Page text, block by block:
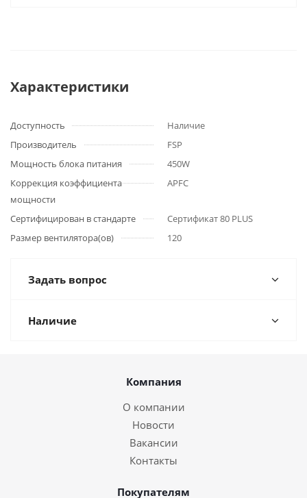
Характеристики
Доступность
Наличие
Производитель
FSP
Мощность блока питания
450W
Коррекция коэффициента
мощности
APFC
Сертифицирован в стандарте
Сертификат 80 PLUS
Размер вентилятора(ов)
120
Задать вопрос
Наличие
Компания
О компании
Новости
Вакансии
Контакты
Покупателям